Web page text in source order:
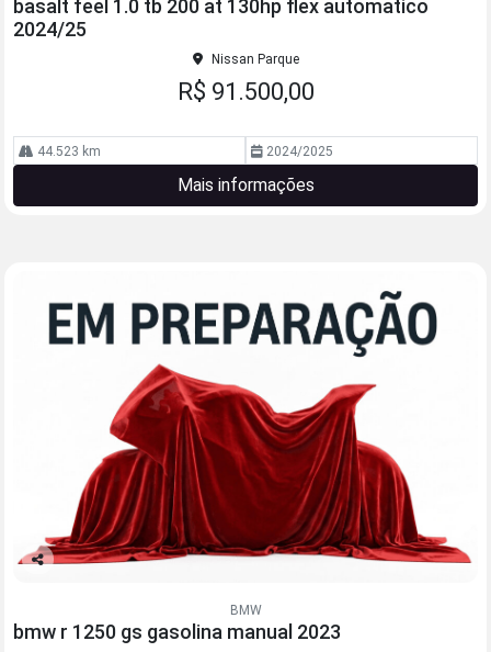
lhe
basalt feel 1.0 tb 200 at 130hp flex automatico
2024/25
Nissan Parque
R$ 91.500,00
44.523 km 2024/2025
Mais informações
lhe
BMW
bmw r 1250 gs gasolina manual 2023